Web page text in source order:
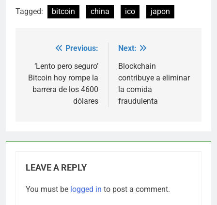
Tagged: bitcoin china ico japon
navigation
Previous:
‘Lento pero seguro’
Bitcoin hoy rompe la
barrera de los 4600
dólares
Next:
Blockchain
contribuye a eliminar
la comida
fraudulenta
LEAVE A REPLY
You must be logged in to post a comment.